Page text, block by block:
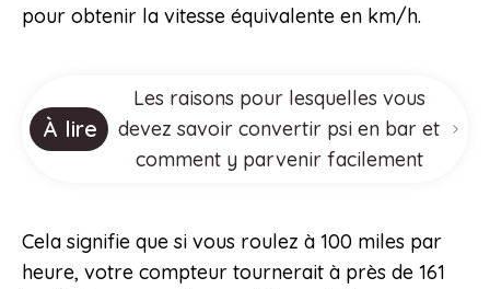
pour obtenir la vitesse équivalente en km/h.
À lire
Les raisons pour lesquelles vous
devez savoir convertir psi en bar et
comment y parvenir facilement
Cela signifie que si vous roulez à 100 miles par
heure, votre compteur tournerait à près de 161